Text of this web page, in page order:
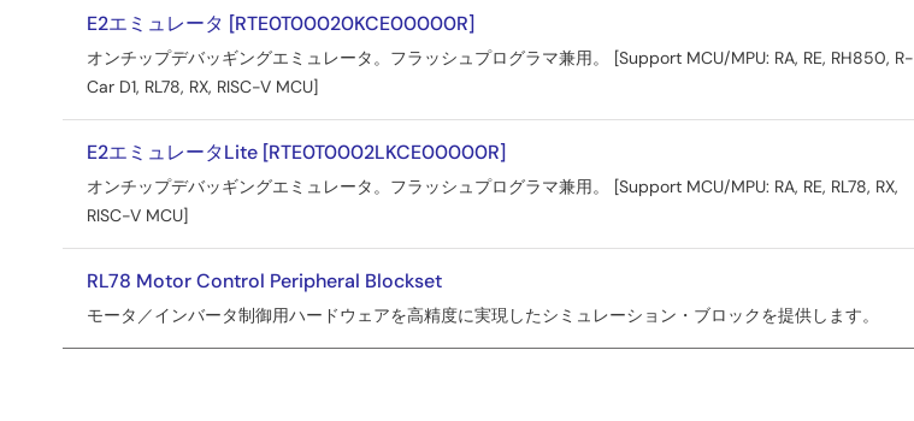
ウ
ェ
ア
／
ツ
ー
ル
E2エミュレータ [RTE0T00020KCE00000R]
オンチップデバッギングエミュレータ。フラッシュプログラマ兼用。 [Support MCU/MPU: RA, RE, RH850, R-
Car D1, RL78, RX, RISC-V MCU]
E2エミュレータLite [RTE0T0002LKCE00000R]
オンチップデバッギングエミュレータ。フラッシュプログラマ兼用。 [Support MCU/MPU: RA, RE, RL78, RX,
RISC-V MCU]
RL78 Motor Control Peripheral Blockset
モータ／インバータ制御用ハードウェアを高精度に実現したシミュレーション・ブロックを提供します。